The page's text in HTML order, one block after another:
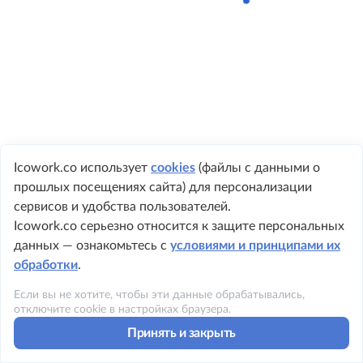
Icowork.co использует cookies (файлы с данными о
прошлых посещениях сайта) для персонализации
сервисов и удобства пользователей.
Icowork.co серьезно относится к защите персональных
данных — ознакомьтесь с условиями и принципами их
обработки.
Если вы не хотите, чтобы эти данные обрабатывались,
отключите cookie в настройках браузера.
Принять и закрыть
+ 7 495 149-8999
Политика конфиденциальности
Условия использования